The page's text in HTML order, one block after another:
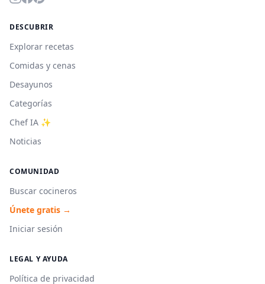
DESCUBRIR
Explorar recetas
Comidas y cenas
Desayunos
Categorías
Chef IA ✨
Noticias
COMUNIDAD
Buscar cocineros
Únete gratis →
Iniciar sesión
LEGAL Y AYUDA
Política de privacidad